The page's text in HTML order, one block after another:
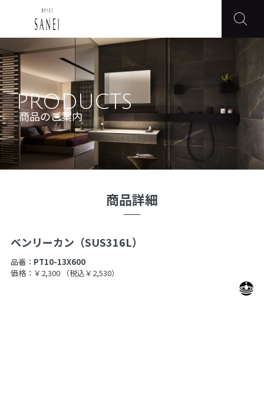
PRODUCTS
商品のご案内
商品詳細
ベンリーカン（SUS316L）
品番： PT10-13X600
価格：￥2,300
（税込￥2,530）